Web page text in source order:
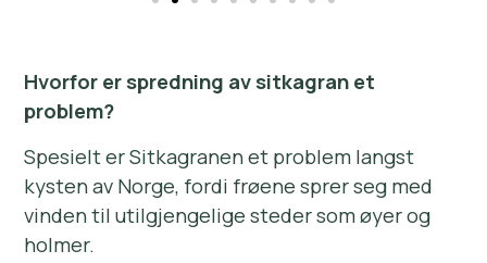
Hvorfor er spredning av sitkagran et
problem?
Spesielt er Sitkagranen et problem langst
kysten av Norge, fordi frøene sprer seg med
vinden til utilgjengelige steder som øyer og
holmer.